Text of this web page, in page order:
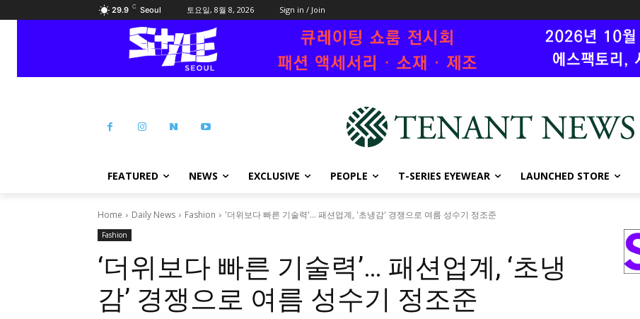
29.9 C Seoul 토요일, 8월 8, 2026 Sign in / Join
FEATURED NEWS EXCLUSIVE PEOPLE T-SERIES EYEWEAR LAUNCHED STORE
Home Daily News Fashion '더위보다 빠른 기술력'… 패션업계, '초냉감' 경쟁으로 여름 성수기 정조준
Fashion
‘더위보다 빠른 기술력’… 패션업계, ‘초냉
감’ 경쟁으로 여름 성수기 정조준